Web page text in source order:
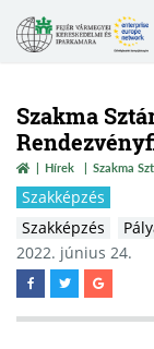
Szakma
Hírek Szakma
Szakképzés
Szakképzés
2022. június 24.